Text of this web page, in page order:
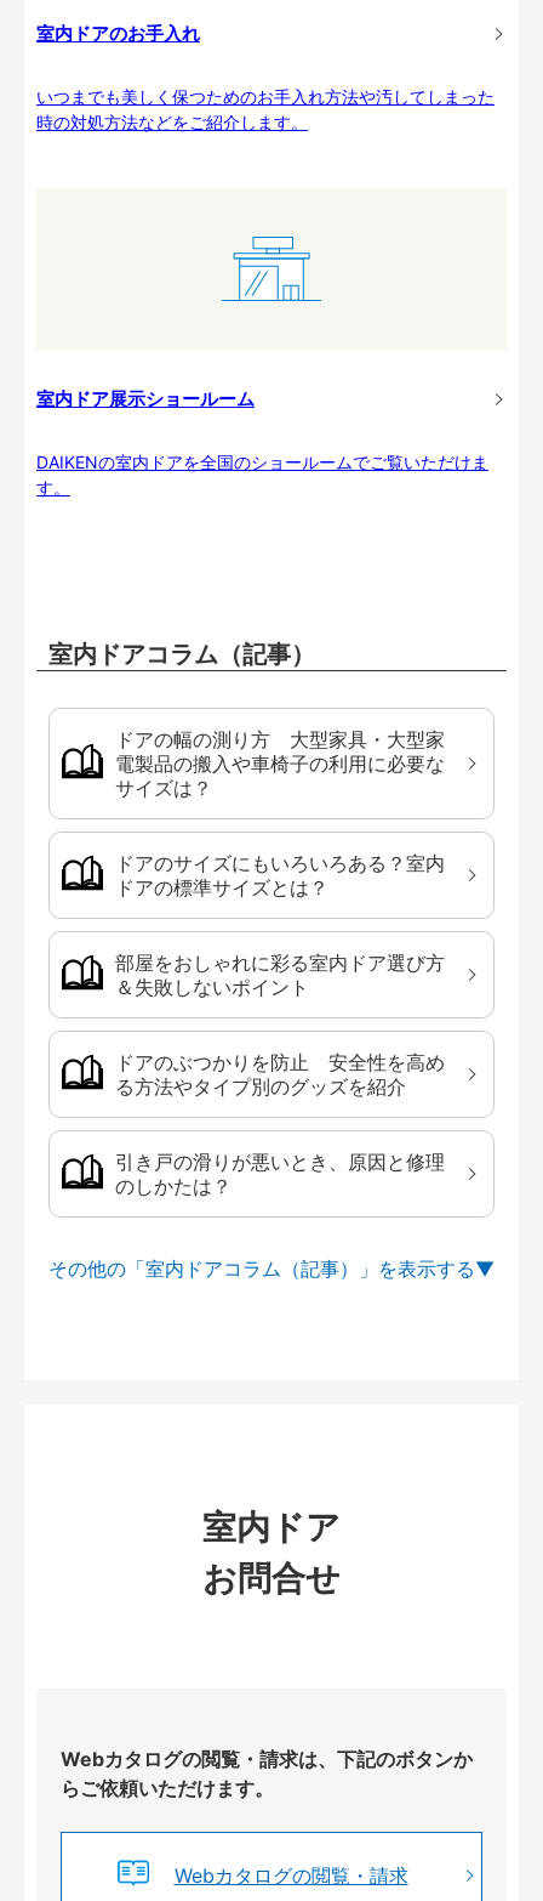
室内ドアのお手入れ
いつまでも美しく保つためのお手入れ方法や汚してしまった
時の対処方法などをご紹介します。
室内ドア展示ショールーム
DAIKENの室内ドアを全国のショールームでご覧いただけま
す。
室内ドアコラム（記事）
ドアの幅の測り方 大型家具・大型家
電製品の搬入や車椅子の利用に必要な
サイズは？
ドアのサイズにもいろいろある？室内
ドアの標準サイズとは？
部屋をおしゃれに彩る室内ドア選び方
＆失敗しないポイント
ドアのぶつかりを防止 安全性を高め
る方法やタイプ別のグッズを紹介
引き戸の滑りが悪いとき、原因と修理
のしかたは？
その他の「室内ドアコラム（記事）」を
室内ドア
お問合せ
Webカタログの閲覧・請求は、下記のボタンか
らご依頼いただけます。
Webカタログの閲覧・請求